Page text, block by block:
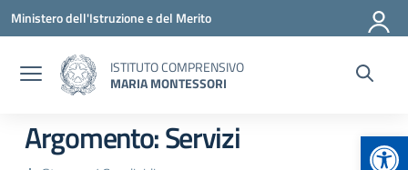
Vai ai contenuti
Vai al menu di navigazione
Vai al footer
Ministero dell'Istruzione e del Merito
ISTITUTO COMPRENSIVO
MARIA MONTESSORI
Argomento: Servizi